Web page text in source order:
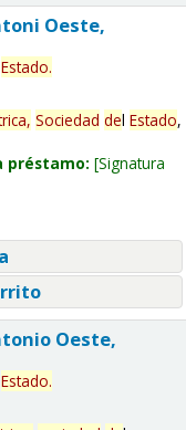
Oeste,
Estado.
Sociedad del Estado,
préstamo: Signatura
Oeste,
Estado.